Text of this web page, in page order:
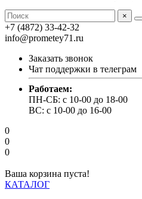
×
+7 (4872) 33-42-32
info@prometey71.ru
Заказать звонок
Чат поддержки в телеграм
Работаем:
ПН-СБ: с 10-00 до 18-00
ВС: с 10-00 до 16-00
0
0
0
Ваша корзина пуста!
КАТАЛОГ